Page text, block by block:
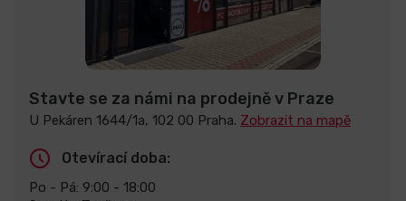
Stavte se za námi na prodejně v Praze
U Pekáren 1644/1a, 102 00 Praha. Zobrazit na mapě
Otevírací doba:
Po - Pá: 9:00 - 18:00